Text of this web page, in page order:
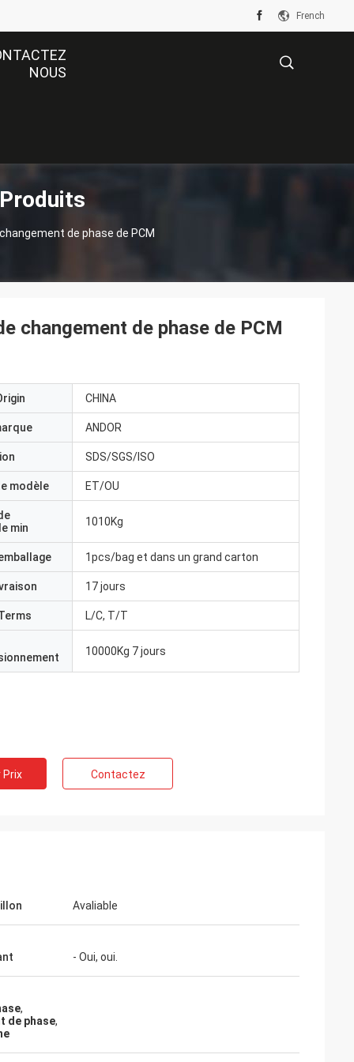
French
NOUS
de phase de PCM
changement de phase de PCM
CHINA
ANDOR
SDS/SGS/ISO
modèle ET/OU
min
1010Kg
1pcs/bag et dans un grand carton
17 jours
L/C, T/T
10000Kg 7 jours
Prix Contactez
Avaliable
- Oui, oui.
,
de phase,